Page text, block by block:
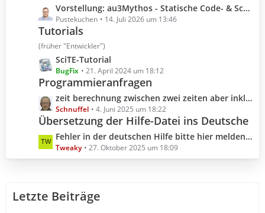
ä
g
e
B
e
i
t
r
ä
g
e
e
t
z
e
B
i
t
r
ä
g
e
Vorstellung: au3Mythos - Statische Code- & Scoping-Analyse für AutoIt 3
Pustekuchen 14. Juli 2026 um 13:46
Tutorials
(früher "Entwickler")
L
e
t
z
t
e
e
g
SciTE-Tutorial
BugFix 21. April 2024 um 18:12
Programmieranfragen
L
e
t
z
e
i
t
zeit berechnung zwischen zwei zeiten aber inklusive millisekunden
Schnuffel 4. Juni 2025 um 18:22
Übersetzung der Hilfe-Datei ins Deutsche
L
e
t
e
Fehler in der deutschen Hilfe bitte hier melden (Hilfedatei 3.3.18.0 2025.10.04)
Tweaky 27. Oktober 2025 um 18:09
Letzte Beiträge